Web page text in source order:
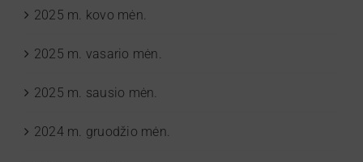
2025 m. kovo mėn.
2025 m. vasario mėn.
2025 m. sausio mėn.
2024 m. gruodžio mėn.